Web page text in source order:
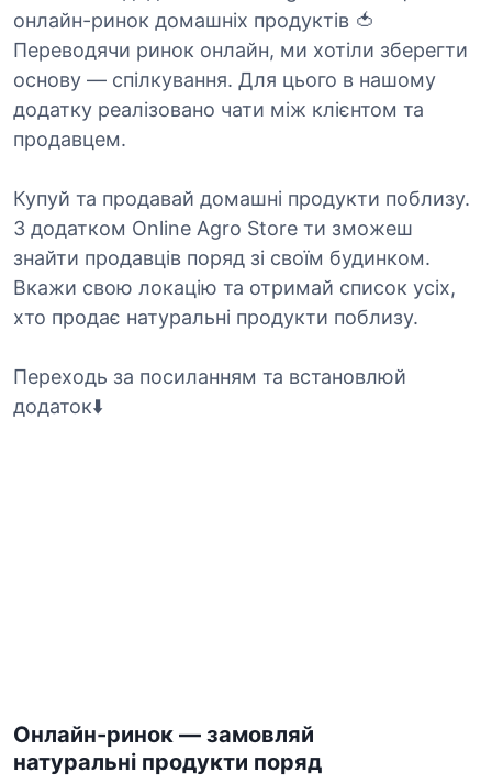
онлайн-ринок домашніх продуктів 🍅
Переводячи ринок онлайн, ми хотіли зберегти
основу — спілкування. Для цього в нашому
додатку реалізовано чати між клієнтом та
продавцем.
Купуй та продавай домашні продукти поблизу.
З додатком Online Agro Store ти зможеш
знайти продавців поряд зі своїм будинком.
Вкажи свою локацію та отримай список усіх,
хто продає натуральні продукти поблизу.
Переходь за посиланням та встановлюй
додаток⬇️
Онлайн-ринок — замовляй
натуральні продукти поряд